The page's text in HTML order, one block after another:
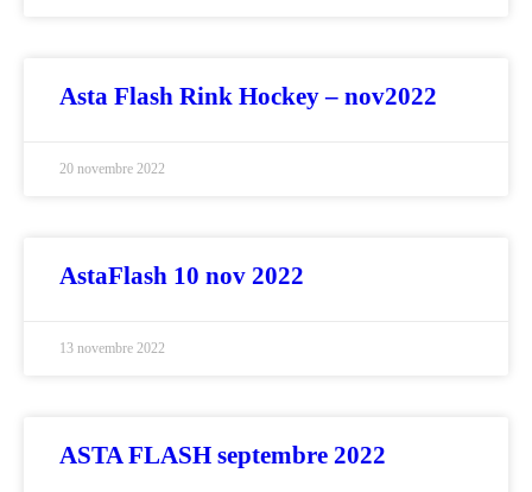
Asta Flash Rink Hockey – nov2022
20 novembre 2022
AstaFlash 10 nov 2022
13 novembre 2022
ASTA FLASH septembre 2022